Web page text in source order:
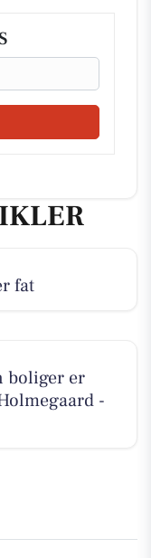
fat
boliger er
-